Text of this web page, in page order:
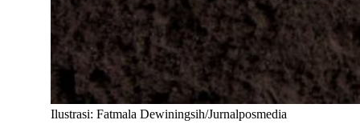
Ilustrasi: Fatmala Dewiningsih/Jurnalposmedia